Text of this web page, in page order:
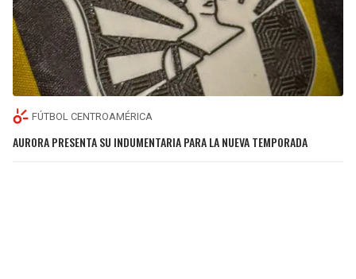
FÚTBOL CENTROAMÉRICA
AURORA PRESENTA SU INDUMENTARIA PARA LA NUEVA TEMPORADA